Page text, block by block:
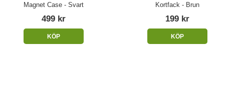
Magnet Case - Svart
499 kr
KÖP
Kortfack - Brun
199 kr
KÖP